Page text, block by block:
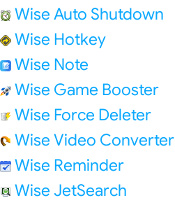
Wise Auto Shutdown
Wise Hotkey
Wise Note
Wise Game Booster
Wise Force Deleter
Wise Video Converter
Wise Reminder
Wise JetSearch